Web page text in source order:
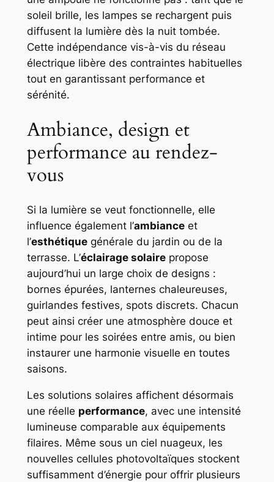
soleil brille, les lampes se rechargent puis
diffusent la lumière dès la nuit tombée.
Cette indépendance vis-à-vis du réseau
électrique libère des contraintes habituelles
tout en garantissant performance et
sérénité.
Ambiance, design et
performance au rendez-
vous
Si la lumière se veut fonctionnelle, elle
influence également l’ambianceet
l’esthétiquegénérale du jardin ou de la
terrasse. L’éclairage solairepropose
aujourd’hui un large choix de designs :
bornes épurées, lanternes chaleureuses,
guirlandes festives, spots discrets. Chacun
peut ainsi créer une atmosphère douce et
intime pour les soirées entre amis, ou bien
instaurer une harmonie visuelle en toutes
saisons.
Les solutions solaires affichent désormais
une réelle performance, avec une intensité
lumineuse comparable aux équipements
filaires. Même sous un ciel nuageux, les
nouvelles cellules photovoltaïques stockent
suffisamment d’énergie pour offrir plusieurs